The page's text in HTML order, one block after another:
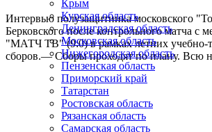
Интервью полузащитника московского
Берковского после контрольного матча с
"МАТЧ ТВ" (9:0) в рамках летних учебно-
сборов.— Сборы проходят по плану. Всю
Крым
Курская область
Ленинградская область
Московская область
Нижегородская область
Пензенская область
Приморский край
Татарстан
Ростовская область
Рязанская область
Самарская область